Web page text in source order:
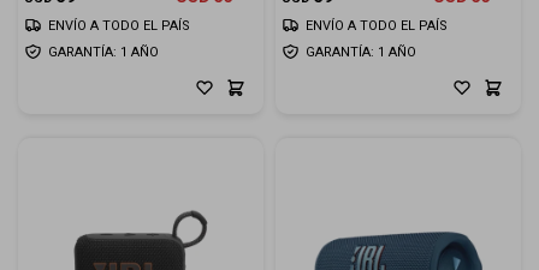
GARANTÍA: 1 AÑO
ENVÍO A TODO EL PAÍS
GARANTÍA: 1 AÑO
ENVÍO A TODO EL PAÍS